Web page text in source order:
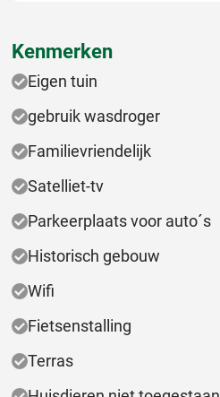
Kenmerken
Eigen tuin
gebruik wasdroger
Familievriendelijk
Satelliet-tv
Parkeerplaats voor auto´s
Historisch gebouw
Wifi
Fietsenstalling
Terras